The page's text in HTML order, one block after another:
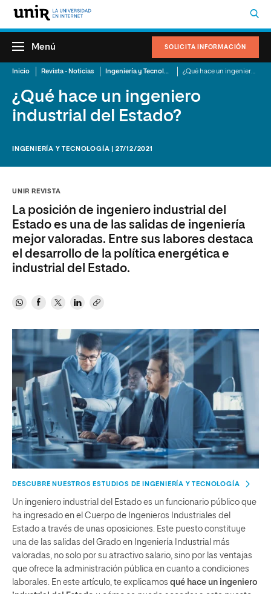
SOLICITA INFORMACIÓN
Menú
Inicio Revista - Noticias Ingeniería y Tecnología
¿Qué hace un ingeniero
industrial del Estado?
INGENIERÍA Y TECNOLOGÍA | 27/12/2021
UNIR REVISTA
La posición de ingeniero industrial del
Estado es una de las salidas de ingeniería
mejor valoradas. Entre sus labores destaca
el desarrollo de la política energética e
industrial del Estado.
DESCUBRE NUESTROS ESTUDIOS DE INGENIERÍA Y TECNOLOGÍA
Un ingeniero industrial del Estado es un funcionario público que
ha ingresado en el Cuerpo de Ingenieros Industriales del
Estado a través de unas oposiciones. Este puesto constituye
una de las salidas del Grado en Ingeniería Industrial más
valoradas, no solo por su atractivo salario, sino por las ventajas
que ofrece la administración pública en cuanto a condiciones
laborales. En este artículo, te explicamos qué hace un ingeniero